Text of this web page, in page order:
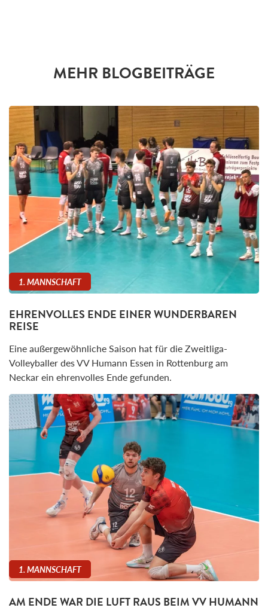
MEHR BLOGBEITRÄGE
1. MANNSCHAFT
EHRENVOLLES ENDE EINER WUNDERBAREN
REISE
Eine außergewöhnliche Saison hat für die Zweitliga-
Volleyballer des VV Humann Essen in Rottenburg am
Neckar ein ehrenvolles Ende gefunden.
1. MANNSCHAFT
AM ENDE WAR DIE LUFT RAUS BEIM VV HUMANN